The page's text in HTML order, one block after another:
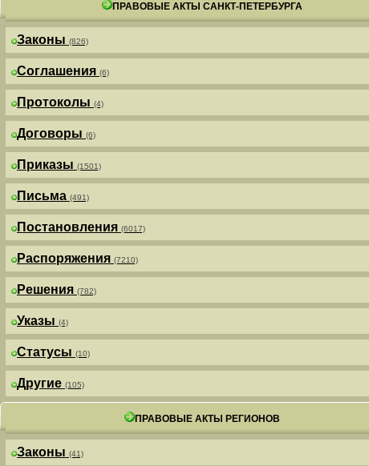
ПРАВОВЫЕ АКТЫ САНКТ-ПЕТЕРБУРГА
Законы (826)
Соглашения (6)
Протоколы (4)
Договоры (6)
Приказы (1501)
Письма (491)
Постановления (6017)
Распоряжения (7210)
Решения (782)
Указы (4)
Статусы (10)
Другие (105)
ПРАВОВЫЕ АКТЫ РЕГИОНОВ
Законы (41)